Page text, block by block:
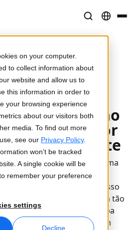
on your computer.
to collect information about
website and allow us to
this information in order to
your browsing experience
about our visitors both
media. To find out more
see our Privacy Policy.
won’t be tracked
A single cookie will be
remember your preference
settings
Decline
humana
em qualquer lugar
tela
alinhadas com a sua marca
de trabalho, de forma simples
IA
tempo real
clientes
sobre conteúdo global
anuais por peritos é tão
23 de julho de 2024
que a tradução
anuais por
tão importante
enviadas por uma
são abrangentes ou
o relatório anual. É por isso
relatório anual é uma tarefa tão
ser confiada a uma equipa
entende as nuances de um